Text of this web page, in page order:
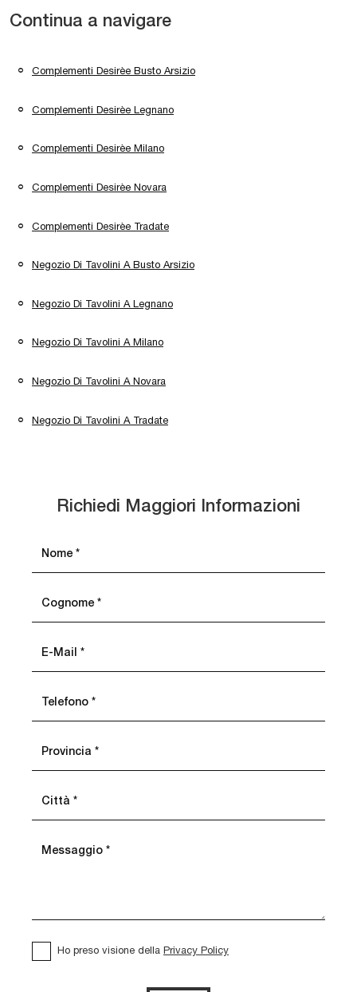
Continua a navigare
Complementi Desirèe Busto Arsizio
Complementi Desirèe Legnano
Complementi Desirèe Milano
Complementi Desirèe Novara
Complementi Desirèe Tradate
Negozio Di Tavolini A Busto Arsizio
Negozio Di Tavolini A Legnano
Negozio Di Tavolini A Milano
Negozio Di Tavolini A Novara
Negozio Di Tavolini A Tradate
Richiedi Maggiori Informazioni
Ho preso visione della Privacy Policy